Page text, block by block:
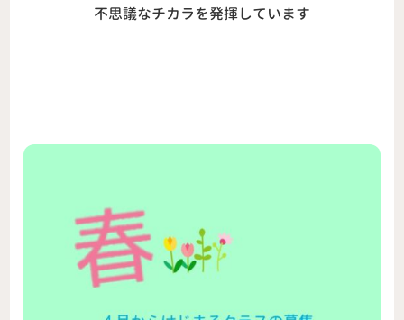
不思議なチカラを発揮しています